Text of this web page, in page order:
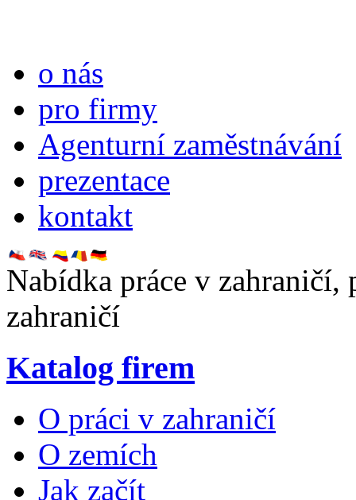
o nás
pro firmy
Agenturní zaměstnávání
prezentace
kontakt
Nabídka práce v zahraničí,
zahraničí
Katalog firem
O práci v zahraničí
O zemích
Jak začít